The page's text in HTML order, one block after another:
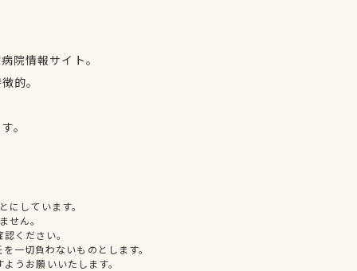
院情報サイト。
的。
。
しています。
せん。
ください。
一切負わないものとします。
うお願いいたします。